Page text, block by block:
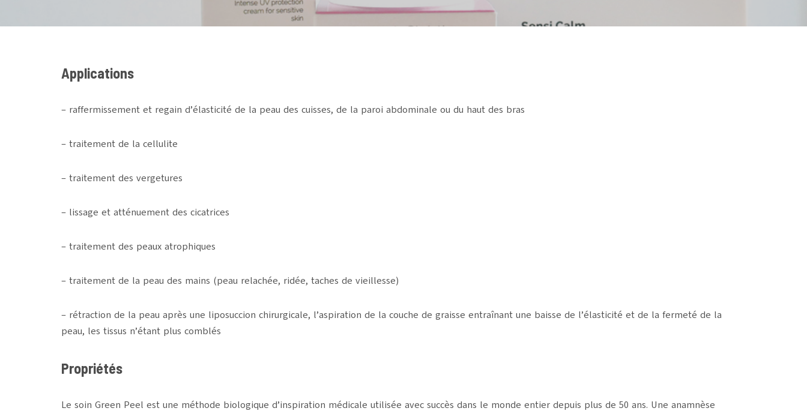
Applications
– raffermissement et regain d’élasticité de la peau des cuisses, de la paroi abdominale ou du haut des bras
– traitement de la cellulite
– traitement des vergetures
– lissage et atténuement des cicatrices
– traitement des peaux atrophiques
– traitement de la peau des mains (peau relachée, ridée, taches de vieillesse)
– rétraction de la peau après une liposuccion chirurgicale, l’aspiration de la couche de graisse entraînant une baisse de l’élasticité et de la fermeté de la
peau, les tissus n’étant plus comblés
Propriétés
Le soin Green Peel est une méthode biologique d’inspiration médicale utilisée avec succès dans le monde entier depuis plus de 50 ans. Une anamnèse